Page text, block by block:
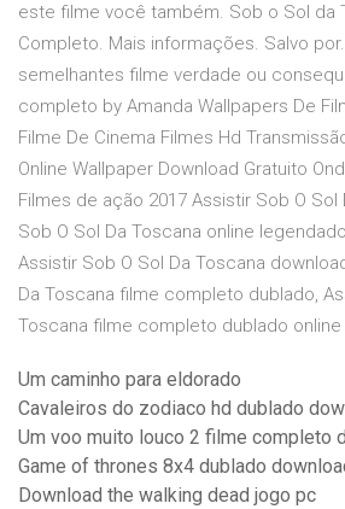
este filme você também. Sob o Sol da
Completo. Mais informações. Salvo
semelhantes filme verdade ou
completo by Amanda Wallpapers De
Filme De Cinema Filmes Hd
Online Wallpaper Download Gratuito
Filmes de ação 2017 Assistir Sob O
Sob O Sol Da Toscana online
Assistir Sob O Sol Da Toscana
Da Toscana filme completo dublado,
Toscana filme completo dublado online
Um caminho para eldorado
Cavaleiros do zodiaco hd dublado
Um voo muito louco 2 filme completo
Game of thrones 8x4 dublado
Download the walking dead jogo pc